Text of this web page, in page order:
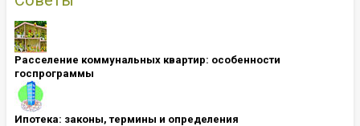
Расселение коммунальных квартир: особенности
госпрограммы
Ипотека: ​​​​​​​законы, термины и определения